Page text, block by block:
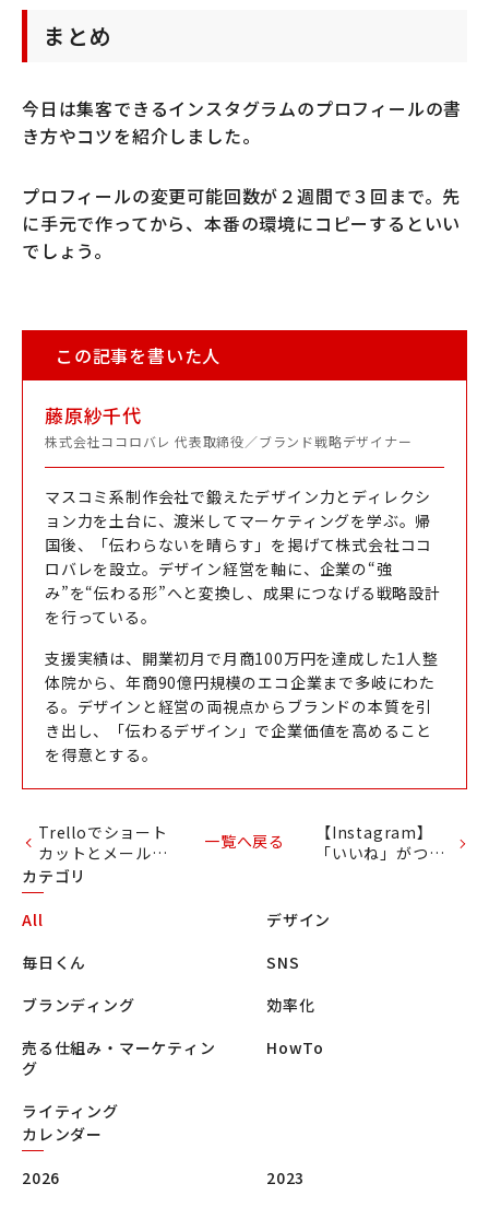
カテゴリ
All
毎日くん
ブランディング
売る仕組み・マーケティン
グ
ライティング
デザイン
SNS
効率化
HowTo
カレンダー
2026
2023
まとめ
今日は集客できるインスタグラムのプロフィールの書
き方やコツを紹介しました。
プロフィールの変更可能回数が２週間で３回まで。先
に手元で作ってから、本番の環境にコピーするといい
でしょう。
この記事を書いた人
藤原紗千代
株式会社ココロバレ 代表取締役／ブランド戦略デザイナー
マスコミ系制作会社で鍛えたデザイン力とディレクシ
ョン力を土台に、渡米してマーケティングを学ぶ。帰
国後、「伝わらないを晴らす」を掲げて株式会社ココ
ロバレを設立。デザイン経営を軸に、企業の“強
み”を“伝わる形”へと変換し、成果につなげる戦略設計
を行っている。
支援実績は、開業初月で月商100万円を達成した1人整
体院から、年商90億円規模のエコ企業まで多岐にわた
る。デザインと経営の両視点からブランドの本質を引
き出し、「伝わるデザイン」で企業価値を高めること
を得意とする。
Trelloでショート
カットとメール埋
没防止で最強の時
短【チートシート
つくりました】
一覧へ戻る
【Instagram】
「いいね」がつく
ツ-